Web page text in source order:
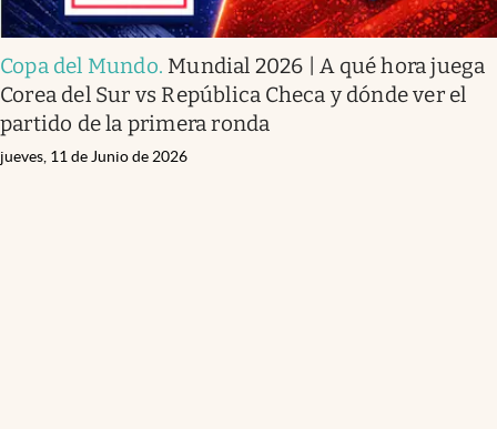
Copa del Mundo. Mundial 2026 | A qué hora juega
Corea del Sur vs República Checa y dónde ver el
partido de la primera ronda
jueves, 11 de Junio de 2026